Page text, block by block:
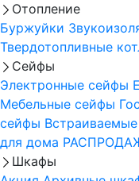
Отопление
Буржуйки
Твердотопливные
Сейфы
Электронные сейфы
Мебельные сейфы
сейфы
для дома
Шкафы